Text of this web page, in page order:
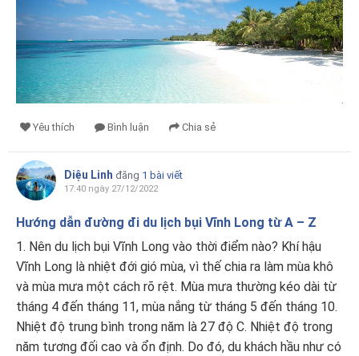
Yêu thích Bình luận Chia sẻ
Diệu Linh đăng 1 bài viết
17:40 ngày 27/12/2022
Hướng dẫn đường đi du lịch bụi Vĩnh Long từ A – Z
1. Nên du lịch bụi Vĩnh Long vào thời điểm nào? Khí hậu
Vĩnh Long là nhiệt đới gió mùa, vì thế chia ra làm mùa khô
và mùa mưa một cách rõ rệt. Mùa mưa thường kéo dài từ
tháng 4 đến tháng 11, mùa nắng từ tháng 5 đến tháng 10.
Nhiệt độ trung bình trong năm là 27 độ C. Nhiệt độ trong
năm tương đối cao và ổn định. Do đó, du khách hầu như có